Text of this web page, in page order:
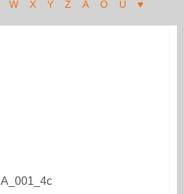
W X Y Z Ä Ö Ü ♥
A_001_4c